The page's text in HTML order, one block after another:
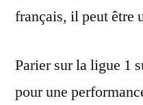
français, il peut être
Parier sur la ligue 1
pour une